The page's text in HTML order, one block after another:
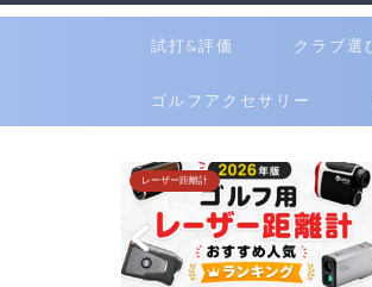
試打&評価 クラブ選
ゴルフアクセサリー
クラブ選び(ランキング)